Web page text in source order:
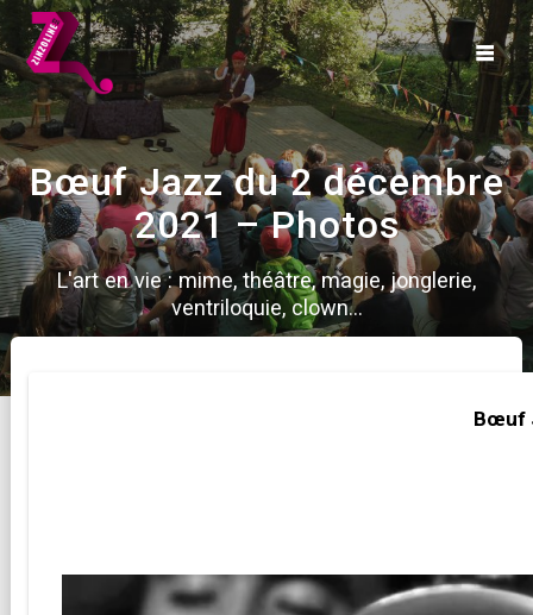
Skip
to
content
Bœuf Jazz du 2 décembre
2021 – Photos
L'art en vie : mime, théâtre, magie, jonglerie,
ventriloquie, clown...
Bœuf